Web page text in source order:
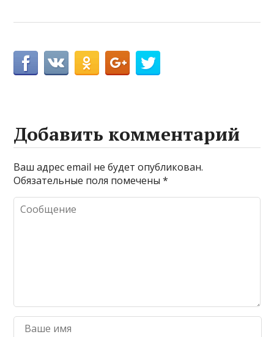
Добавить комментарий
Ваш адрес email не будет опубликован.
Обязательные поля помечены*